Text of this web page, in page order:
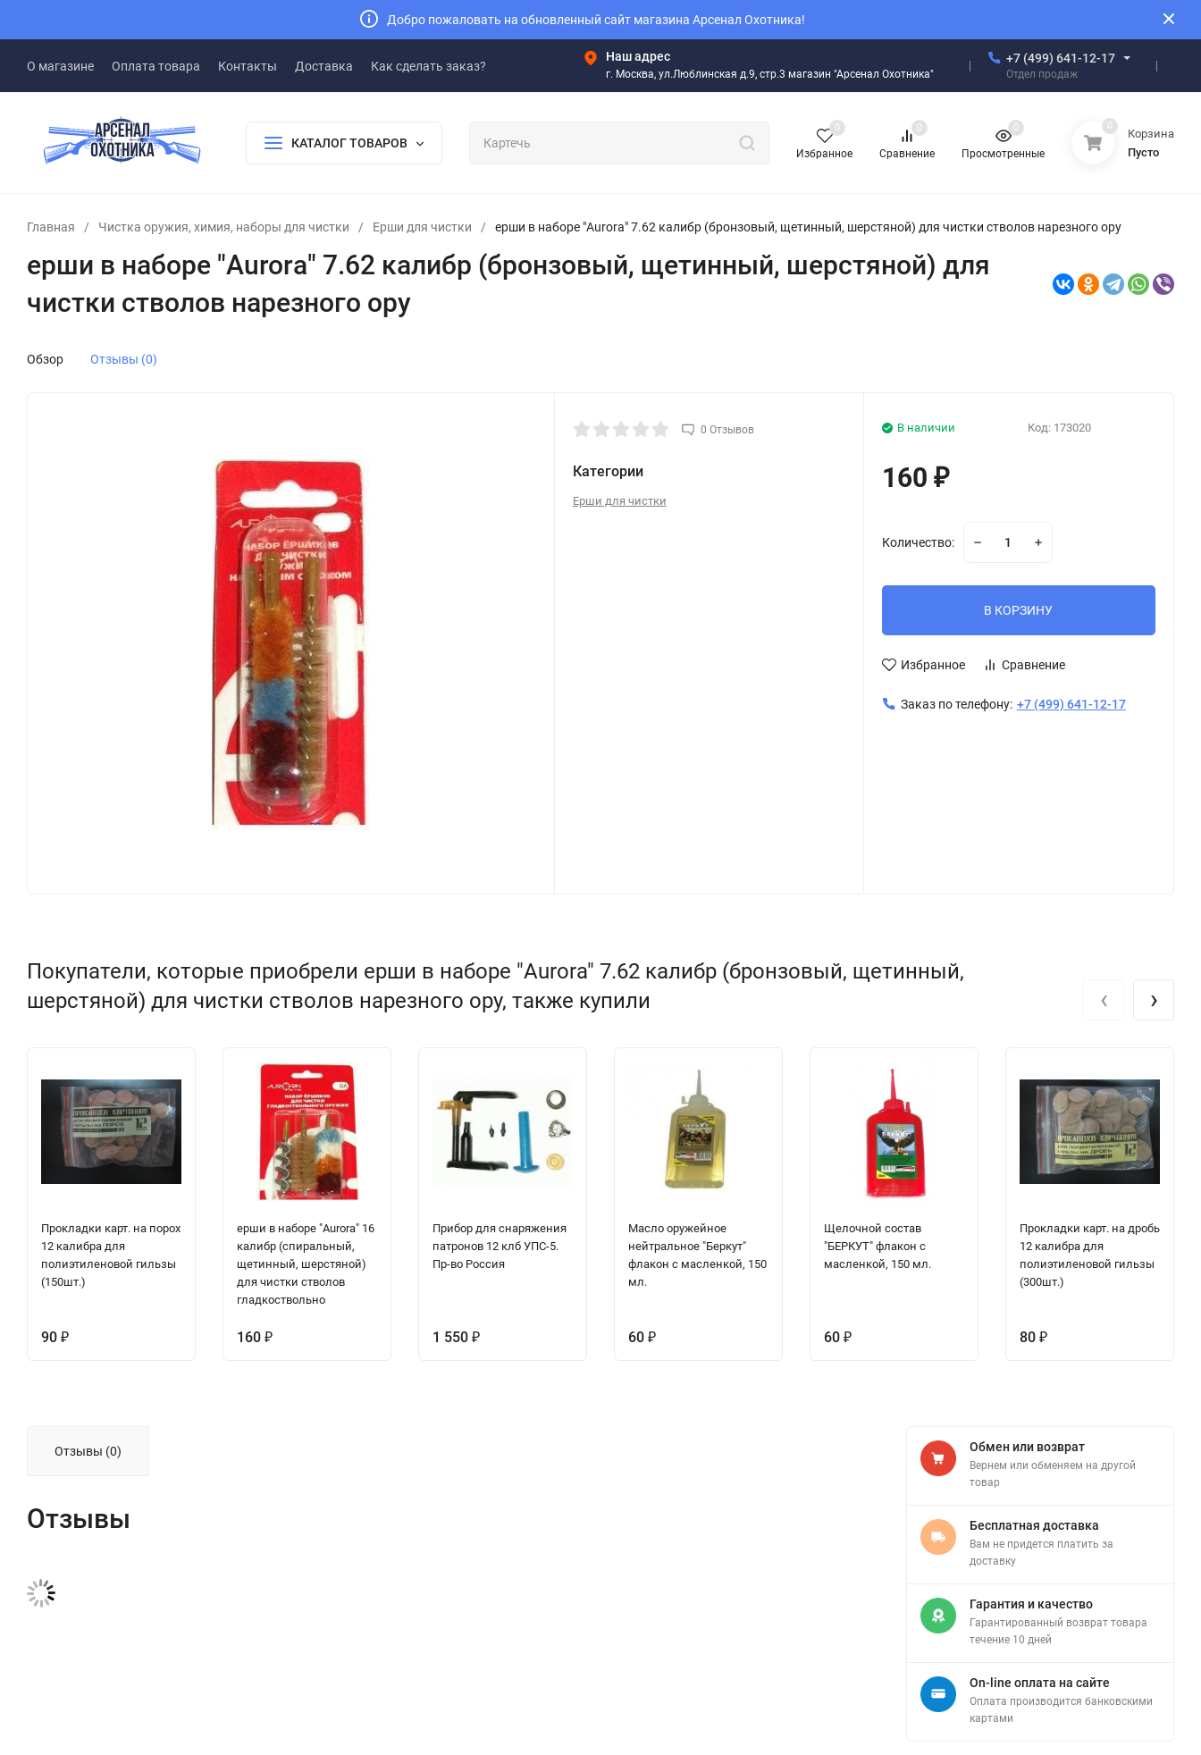
Добро пожаловать на обновленный сайт магазина Арсенал Охотника!
О магазине Оплата товара Контакты Доставка Как сделать заказ?
Наш адрес
г. Москва, ул.Люблинская д.9, стр.3 магазин "Арсенал Охотника"
+7 (499) 641-12-17
Отдел продаж
КАТАЛОГ ТОВАРОВ
Избранное
0
Сравнение
0
Просмотренные
0 0
Корзина
Пусто
Главная / Чистка оружия, химия, наборы для чистки / Ерши для чистки / ерши в наборе "Aurora" 7.62 калибр (бронзовый, щетинный, шерстяной) для чистки стволов нарезного ору
ерши в наборе "Aurora" 7.62 калибр (бронзовый, щетинный, шерстяной) для
чистки стволов нарезного ору
Обзор Отзывы (0)
0 Отзывов
Категории
Ерши для чистки
Код: 173020
В наличии
160 ₽
Количество:
В КОРЗИНУ
Избранное Сравнение
Заказ по телефону: +7 (499) 641-12-17
Покупатели, которые приобрели ерши в наборе "Aurora" 7.62 калибр (бронзовый, щетинный,
шерстяной) для чистки стволов нарезного ору, также купили
Прокладки карт. на порох
12 калибра для
полиэтиленовой гильзы
(150шт.)
90 ₽
ерши в наборе "Aurora" 16
калибр (спиральный,
щетинный, шерстяной)
для чистки стволов
гладкоствольно
160 ₽
Прибор для снаряжения
патронов 12 клб УПС-5.
Пр-во Россия
1 550 ₽
Масло оружейное
нейтральное "Беркут"
флакон с масленкой, 150
мл.
60 ₽
Щелочной состав
"БЕРКУТ" флакон с
масленкой, 150 мл.
60 ₽
Прокладки карт. на дробь
12 калибра для
полиэтиленовой гильзы
(300шт.)
80 ₽
‹ ›
Отзывы (0)
Отзывы
Обмен или возврат
Вернем или обменяем на другой
товар
Бесплатная доставка
Вам не придется платить за
доставку
Гарантия и качество
Гарантированный возврат товара
течение 10 дней
On-line оплата на сайте
Оплата производится банковскими
картами